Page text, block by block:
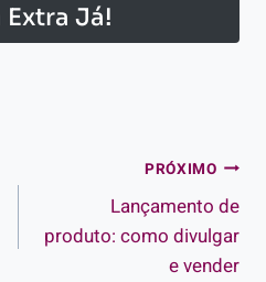
Extra Já!
PRÓXIMO
Lançamento de
produto: como divulgar
e vender